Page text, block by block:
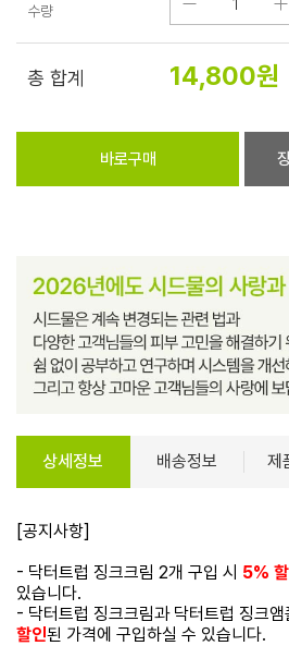
수량
총 합계 14,800원
바로구매
상세정보 배송정보 제
[공지사항]
- 닥터트럽 징크크림 2개 구입 시 5%
있습니다.
- 닥터트럽 징크크림과 닥터트럽 징크
할인된 가격에 구입하실 수 있습니다.